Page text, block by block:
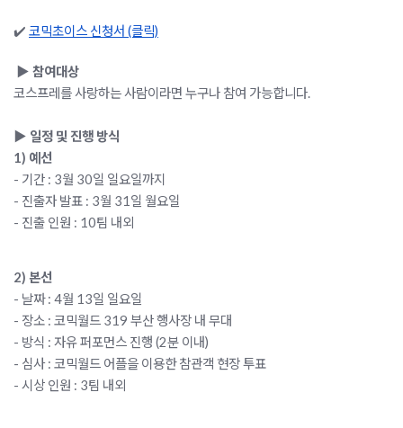
✔️ 코믹초이스 신청서 (클릭)
▶ 참여대상
코스프레를 사랑하는 사람이라면 누구나 참여 가능합니다.
▶ 일정 및 진행 방식
1) 예선
- 기간 : 3월 30일 일요일까지
- 진출자 발표 : 3월 31일 월요일
- 진출 인원 : 10팀 내외
2) 본선
- 날짜 : 4월 13일 일요일
- 장소 : 코믹월드 319 부산 행사장 내 무대
- 방식 : 자유 퍼포먼스 진행 (2분 이내)
- 심사 : 코믹월드 어플을 이용한 참관객 현장 투표
- 시상 인원 : 3팀 내외